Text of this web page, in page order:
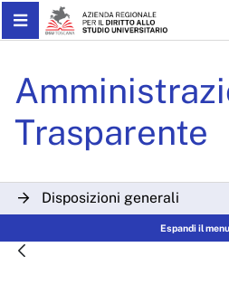
Skip to Main Content
Trasparente
Disposizioni generali
Espandi il menu